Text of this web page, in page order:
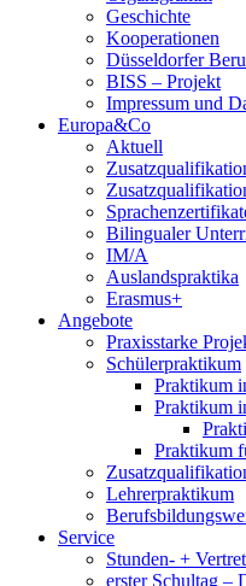
Geschichte
Kooperationen
Düsseldorfer
BISS – Projekt
Impressum und
Europa&Co
Aktuell
Bilingualer
IM/A
Auslandspraktika
Erasmus+
Angebote
Praxisstarke
Schülerpraktikum
Praktikum
Praktikum
Praktikum
Lehrerpraktikum
Service
Stunden- +
erster Schultag –